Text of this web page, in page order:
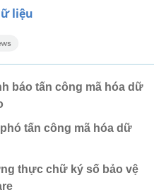
liệu
báo tấn công mã hóa dữ
tấn công mã hóa dữ
thực chữ ký số bảo vệ